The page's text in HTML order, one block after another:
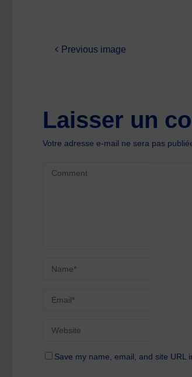
Previous image
Laisser un
Votre adresse e-mail ne sera pas
Save my name, email, and site URL